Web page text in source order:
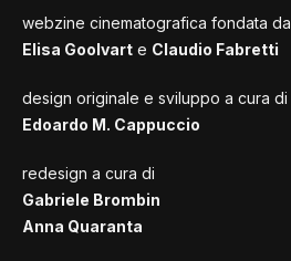
webzine cinematografica fondata da
Elisa Goolvart e Claudio Fabretti
design originale e sviluppo a cura di
Edoardo M. Cappuccio
redesign a cura di
Gabriele Brombin
Anna Quaranta